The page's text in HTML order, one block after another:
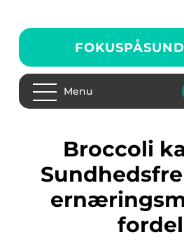
Menu
Broccoli kalorier: